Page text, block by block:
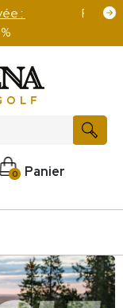
sur les
0 Panier